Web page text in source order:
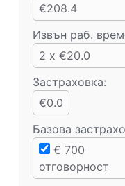
€208.4
Извън раб.
2 x €20.0
Застраховка:
€0.0
Базова
€ 700
отговорност